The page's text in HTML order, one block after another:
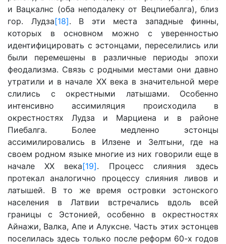
и Вацкалнс (оба неподалеку от Вецпиебалга), близ
гор. Лудза[18]. В эти места западные финны,
которых в основном можно с уверенностью
идентифицировать с эстонцами, переселились или
были перемешены в различные периоды эпохи
феодализма. Связь с родными местами они давно
утратили и в начале XX века в значительной мере
слились с окрестными латышами. Особенно
интенсивно ассимиляция происходила в
окрестностях Лудза и Марциена и в районе
Пиебалга. Более медленно эстонцы
ассимилировались в Илзене и Зелтыни, где на
своем родном языке многие из них говорили еще в
начале XX века[19]. Процесс слияния здесь
протекал аналогично процессу слияния ливов и
латышей. В то же время островки эстонского
населения в Латвии встречались вдоль всей
границы с Эстонией, особенно в окрестностях
Айнажи, Валка, Апе и Алуксне. Часть этих эстонцев
поселилась здесь только после реформ 60-х годов